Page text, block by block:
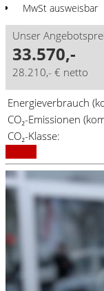
MwSt ausweisbar
Unser
33.570,-
28.210,- € netto
Energieverbrauch
CO₂-Emissionen
CO₂-Klasse: